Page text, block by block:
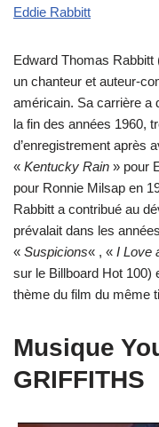
Eddie Rabbitt
Edward Thomas Rabbitt
un chanteur et auteur-
américain. Sa carrière a
la fin des années 1960,
d’enregistrement après
« Kentucky Rain » pour
pour Ronnie Milsap en
Rabbitt a contribué au
prévalait dans les
« Suspicions« , « I Love
sur le Billboard Hot 100)
thème du film du même
Musique
GRIFFITHS